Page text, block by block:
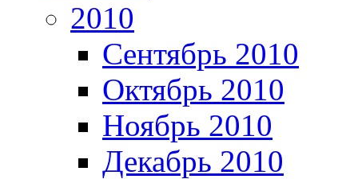
2010
Сентябрь 2010
Октябрь 2010
Ноябрь 2010
Декабрь 2010